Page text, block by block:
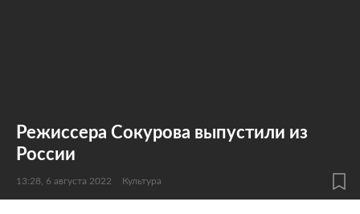
Режиссера Сокурова выпустили из
России
13:28, 6 августа 2022 Культура